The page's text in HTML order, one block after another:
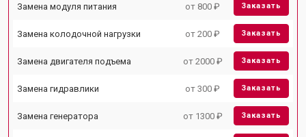
Замена модуля питания от 800 ₽ Заказать
Замена колодочной нагрузки от 200 ₽ Заказать
Замена двигателя подъема от 2000 ₽ Заказать
Замена гидравлики от 300 ₽ Заказать
Замена генератора от 1300 ₽ Заказать